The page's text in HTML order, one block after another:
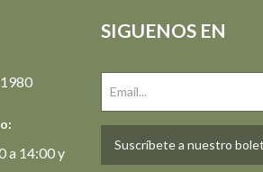
a 14:00 y
SIGUENOS EN
Suscríbete a nuestro